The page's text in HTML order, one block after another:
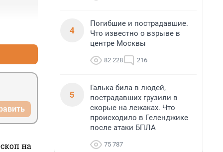
на
4
Погибшие и пострадавшие.
Что известно о взрыве в
центре Москвы
82 228 216
5
Галька била в людей,
пострадавших грузили в
скорые на лежаках. Что
происходило в Геленджике
после атаки БПЛА
75 787